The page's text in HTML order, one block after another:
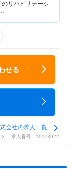
のリハビリテーシ
せる
会社の求人一覧
求人番号：10173922